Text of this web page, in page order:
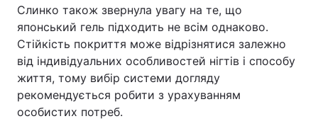
Слинко також звернула увагу на те, що
японський гель підходить не всім однаково.
Стійкість покриття може відрізнятися залежно
від індивідуальних особливостей нігтів і способу
життя, тому вибір системи догляду
рекомендується робити з урахуванням
особистих потреб.